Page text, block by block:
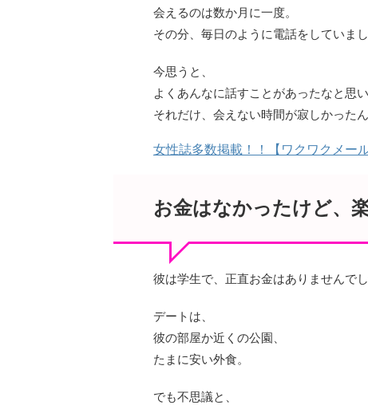
会えるのは数か月に一度。
その分、毎日のように電話をしていまし
今思うと、
よくあんなに話すことがあったなと思い
それだけ、会えない時間が寂しかったん
女性誌多数掲載！！【ワクワクメール
お金はなかったけど、
彼は学生で、正直お金はありませんでし
デートは、
彼の部屋か近くの公園、
たまに安い外食。
でも不思議と、